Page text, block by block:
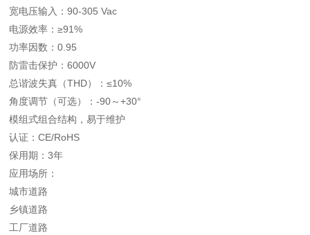
宽电压输入：90-305 Vac
电源效率：≥91%
功率因数：0.95
防雷击保护：6000V
总谐波失真（THD）：≤10%
角度调节（可选）：-90～+30°
模组式组合结构，易于维护
认证：CE/RoHS
保用期：3年
应用场所：
城市道路
乡镇道路
工厂道路